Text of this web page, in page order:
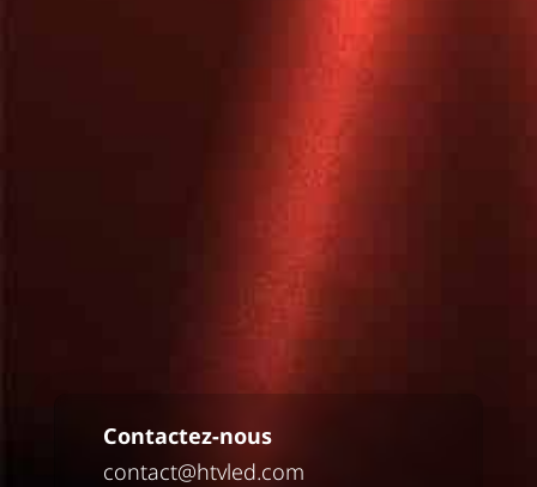
Contactez-nous
contact@htvled.com